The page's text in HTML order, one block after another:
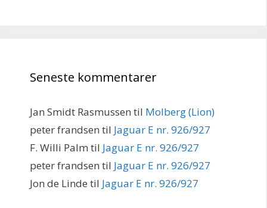
Seneste kommentarer
Jan Smidt Rasmussen til Molberg (Lion)
peter frandsen til Jaguar E nr. 926/927
F. Willi Palm til Jaguar E nr. 926/927
peter frandsen til Jaguar E nr. 926/927
Jon de Linde til Jaguar E nr. 926/927